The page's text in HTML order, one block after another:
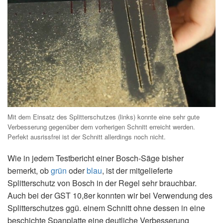
Mit dem Einsatz des Splitterschutzes (links) konnte eine sehr gute
Verbesserung gegenüber dem vorherigen Schnitt erreicht werden.
Perfekt ausrissfrei ist der Schnitt allerdings noch nicht.
Wie in jedem Testbericht einer Bosch-Säge bisher
bemerkt, obgrün oderblau, ist der mitgelieferte
Splitterschutz von Bosch in der Regel sehr brauchbar.
Auch bei der GST 10,8er konnten wir bei Verwendung des
Splitterschutzes ggü. einem Schnitt ohne dessen in eine
beschichte Spanplatte eine deutliche Verbesserung